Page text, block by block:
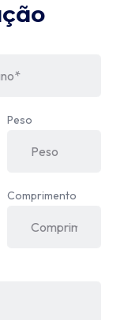
Peso
Comprimento